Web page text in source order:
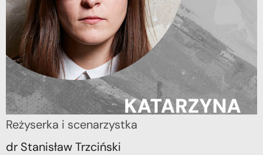
Reżyserka i scenarzystka
dr Stanisław Trzciński